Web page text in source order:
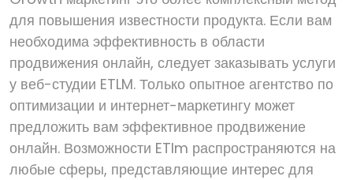
для повышения известности продукта. Если вам
необходима эффективность в области
продвижения онлайн, следует заказывать услуги
у веб-студии ETLM. Только опытное агентство по
оптимизации и интернет-маркетингу может
предложить вам эффективное продвижение
онлайн. Возможности ETlm распространяются на
любые сферы, представляющие интерес для